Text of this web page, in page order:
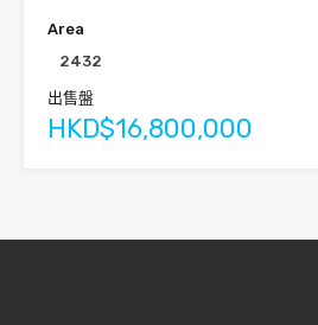
Area
2432
出售盤
HKD$16,800,000